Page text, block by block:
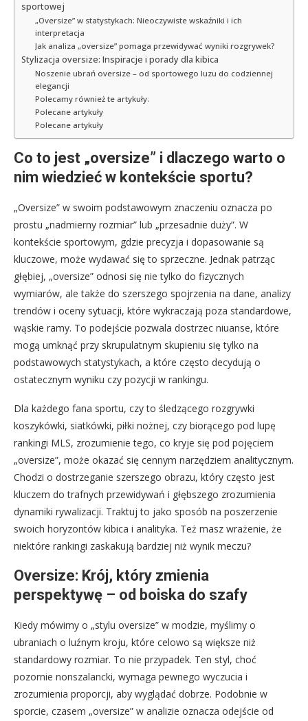
sportowej
„Oversize” w statystykach: Nieoczywiste wskaźniki i ich
interpretacja
Jak analiza „oversize” pomaga przewidywać wyniki rozgrywek?
Stylizacja oversize: Inspiracje i porady dla kibica
Noszenie ubrań oversize – od sportowego luzu do codziennej
elegancji
Polecamy również te artykuły:
Polecane artykuły
Polecane artykuły
Co to jest „oversize” i dlaczego warto o
nim wiedzieć w kontekście sportu?
„Oversize” w swoim podstawowym znaczeniu oznacza po
prostu „nadmierny rozmiar” lub „przesadnie duży”. W
kontekście sportowym, gdzie precyzja i dopasowanie są
kluczowe, może wydawać się to sprzeczne. Jednak patrząc
głębiej, „oversize” odnosi się nie tylko do fizycznych
wymiarów, ale także do szerszego spojrzenia na dane, analizy
trendów i oceny sytuacji, które wykraczają poza standardowe,
wąskie ramy. To podejście pozwala dostrzec niuanse, które
mogą umknąć przy skrupulatnym skupieniu się tylko na
podstawowych statystykach, a które często decydują o
ostatecznym wyniku czy pozycji w rankingu.
Dla każdego fana sportu, czy to śledzącego rozgrywki
koszykówki, siatkówki, piłki nożnej, czy biorącego pod lupę
rankingi MLS, zrozumienie tego, co kryje się pod pojęciem
„oversize”, może okazać się cennym narzędziem analitycznym.
Chodzi o dostrzeganie szerszego obrazu, który często jest
kluczem do trafnych przewidywań i głębszego zrozumienia
dynamiki rywalizacji. Traktuj to jako sposób na poszerzenie
swoich horyzontów kibica i analityka. Też masz wrażenie, że
niektóre rankingi zaskakują bardziej niż wynik meczu?
Oversize: Krój, który zmienia
perspektywę – od boiska do szafy
Kiedy mówimy o „stylu oversize” w modzie, myślimy o
ubraniach o luźnym kroju, które celowo są większe niż
standardowy rozmiar. To nie przypadek. Ten styl, choć
pozornie nonszalancki, wymaga pewnego wyczucia i
zrozumienia proporcji, aby wyglądać dobrze. Podobnie w
sporcie, czasem „oversize” w analizie oznacza odejście od